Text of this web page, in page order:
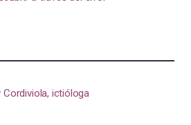
Cordiviola, ictióloga